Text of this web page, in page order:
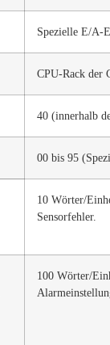
Spezielle E/A-
CPU-Rack der
40 (innerhalb
00 bis 95
10 Wörter/
Sensorfehler.
100 Wörter/